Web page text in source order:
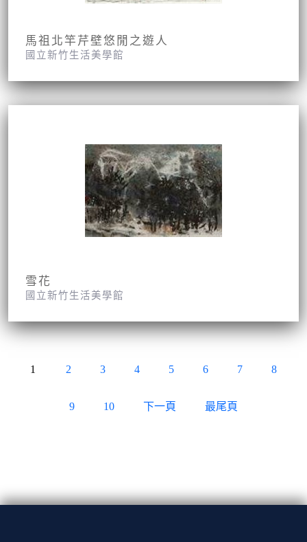
馬祖北竿芹壁悠閒之遊人
國立新竹生活美學館
雪花
國立新竹生活美學館
1 2 3 4 5 6 7 8
9 10 下一頁 最尾頁